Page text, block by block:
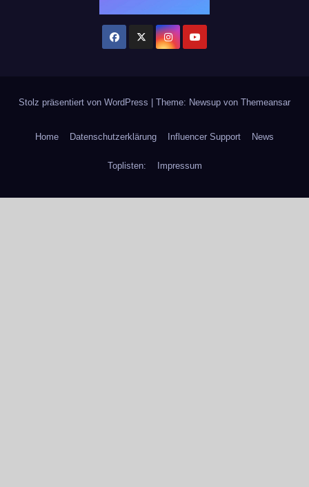
Stolz präsentiert von WordPress Theme: Newsup von Themeansar
Home Datenschutzerklärung Influencer Support News
Toplisten: Impressum